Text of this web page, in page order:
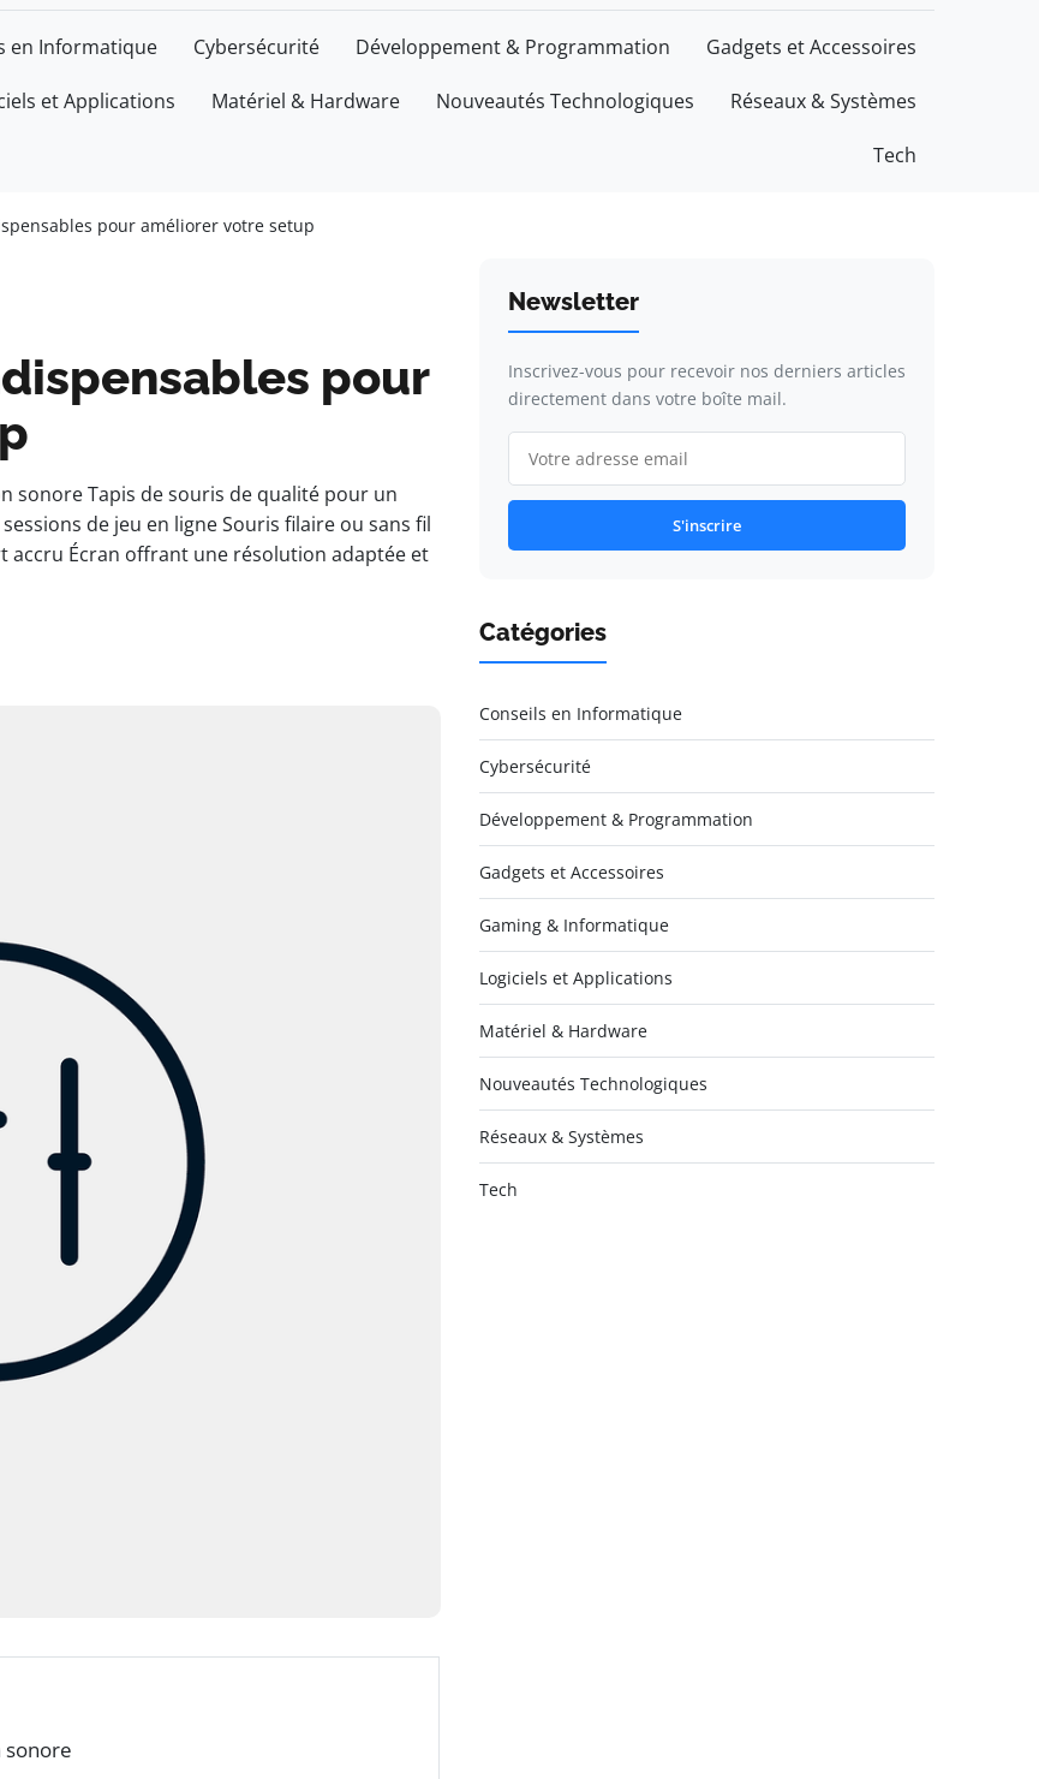
en Informatique Cybersécurité Développement & Programmation Gadgets et Accessoires
et Applications Matériel & Hardware Nouveautés Technologiques Réseaux & Systèmes
Tech
pour améliorer votre setup
pour
sonore Tapis de souris de qualité pour un
de jeu en ligne Souris filaire ou sans fil
accru Écran offrant une résolution adaptée et
Newsletter
Inscrivez-vous pour recevoir nos derniers articles
directement dans votre boîte mail.
S'inscrire
Catégories
Conseils en Informatique
Cybersécurité
Développement & Programmation
Gadgets et Accessoires
Gaming & Informatique
Logiciels et Applications
Matériel & Hardware
Nouveautés Technologiques
Réseaux & Systèmes
Tech